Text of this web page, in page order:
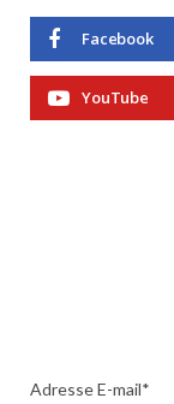
Facebook
YouTube
Adresse E-mail*